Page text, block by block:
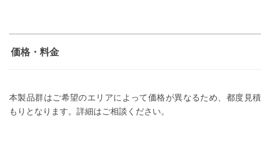
価格・料金
本製品群はご希望のエリアによって価格が異なるため、都度見積
もりとなります。詳細はご相談ください。